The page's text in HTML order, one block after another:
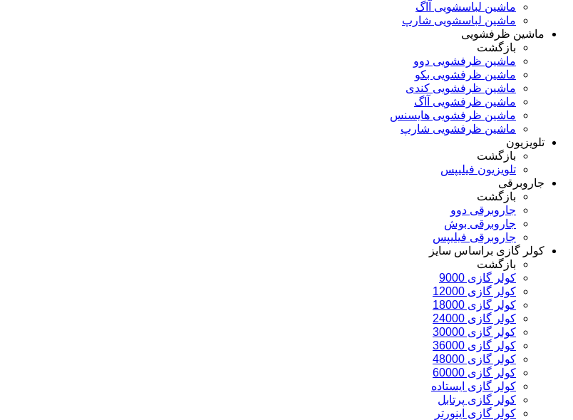
ماشین لباسشویی آاگ
ماشین لباسشویی شارپ
ماشین ظرفشویی
بازگشت
ماشین ظرفشویی دوو
ماشین ظرفشویی بکو
ماشین ظرفشویی کندی
ماشین ظرفشویی آاگ
ماشین ظرفشویی هایسنس
ماشین ظرفشویی شارپ
تلویزیون
بازگشت
تلویزیون فیلیپس
جاروبرقی
بازگشت
جاروبرقی دوو
جاروبرقی بوش
جاروبرقی فیلیپس
کولر گازی براساس سایز
بازگشت
کولر گازی 9000
کولر گازی 12000
کولر گازی 18000
کولر گازی 24000
کولر گازی 30000
کولر گازی 36000
کولر گازی 48000
کولر گازی 60000
کولر گازی ایستاده
کولر گازی پرتابل
کولر گازی اینورتر